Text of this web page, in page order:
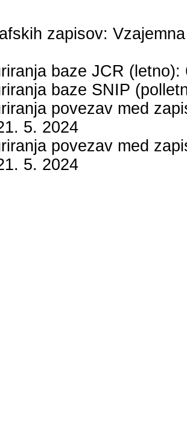
zapisov:
baze JCR (letno):
baze SNIP
povezav med
5. 2024
povezav med
5. 2024